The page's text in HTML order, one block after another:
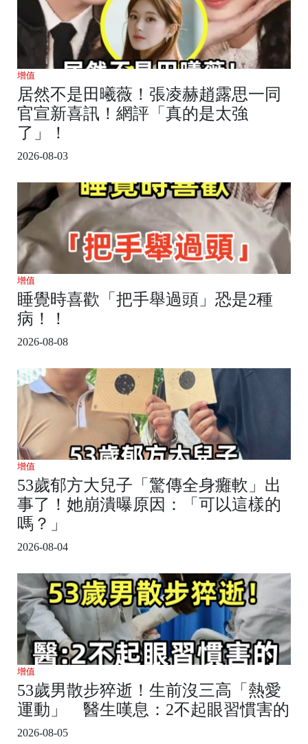
增值
居然不是田曦薇！張凌赫趙露思一同
官宣新喜訊！網評「真的是太強
了」！
2026-08-03
增值
睡覺時喜歡「把手舉過頭」恐是2種
病！！
2026-08-08
增值
53歲郁方大兒子「驚傳全身癱軟」出
事了！她崩潰曝原因：「可以這樣的
嗎？」
2026-08-04
增值
53歲男散步猝逝！生前沒三高「熱愛
運動」 醫生嘆息：2不起眼習慣害的
2026-08-05